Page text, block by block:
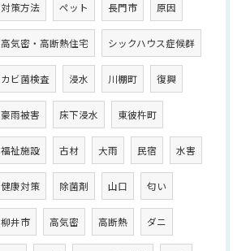
対策方法 ペット 長門市 原因
高気密・高断熱住宅 シックハウス症候群
カビ菌検査 浸水 川棚町 復興
豪雨被害 床下浸水 東彼杵町
福祉施設 古材 大雨 民宿 水害
健康対策 除菌剤 山口 匂い
柳井市 高気密 高断熱 ダニ